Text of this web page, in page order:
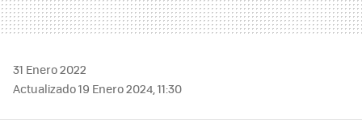
31 Enero 2022
Actualizado 19 Enero 2024, 11:30